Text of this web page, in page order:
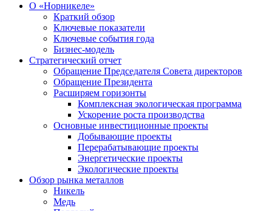
О «Норникеле»
Краткий обзор
Ключевые показатели
Ключевые события года
Бизнес-модель
Стратегический отчет
Обращение Председателя Совета директоров
Обращение Президента
Расширяем горизонты
Комплексная экологическая программа
Ускорение роста производства
Основные инвестиционные проекты
Добывающие проекты
Перерабатывающие проекты
Энергетические проекты
Экологические проекты
Обзор рынка металлов
Никель
Медь